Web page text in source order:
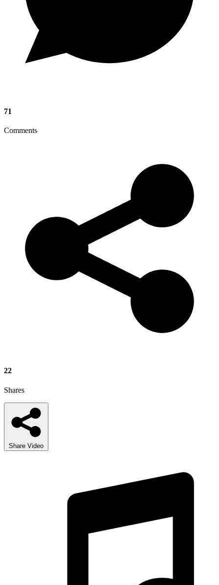
71
Comments
22
Shares
Share Video